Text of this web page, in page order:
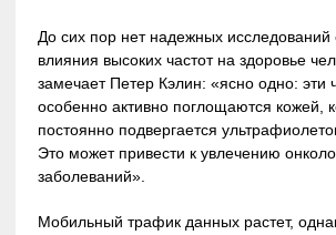
До сих пор нет надежных исследований
влияния высоких частот на здоровье
замечает Петер Кэлин: «ясно одно: эти
особенно активно поглощаются кожей,
постоянно подвергается
Это может привести к увлечению
заболеваний».
Мобильный трафик данных растет,